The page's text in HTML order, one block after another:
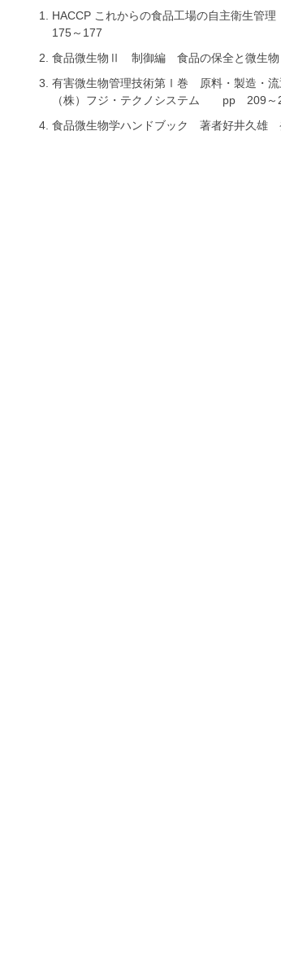
HACCP これからの食品工場の自主衛生
175～177
食品微生物Ⅱ 制御編 食品の保全と微
有害微生物管理技術第Ⅰ巻 原料・製造・
（株）フジ・テクノシステム pp 209～
食品微生物学ハンドブック 著者好井久